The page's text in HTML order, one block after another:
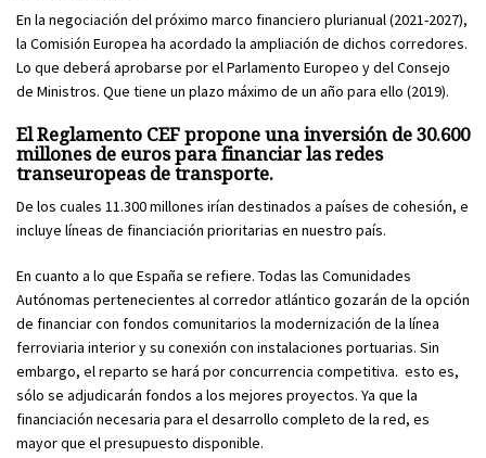
En la negociación del próximo marco financiero plurianual (2021-2027),
la Comisión Europea ha acordado la ampliación de dichos corredores.
Lo que deberá aprobarse por el Parlamento Europeo y del Consejo
de Ministros. Que tiene un plazo máximo de un año para ello (2019).
El Reglamento CEF propone una inversión de 30.600
millones de euros para financiar las redes
transeuropeas de transporte.
De los cuales 11.300 millones irían destinados a países de cohesión, e
incluye líneas de financiación prioritarias en nuestro país.
En cuanto a lo que España se refiere. Todas las Comunidades
Autónomas pertenecientes al corredor atlántico gozarán de la opción
de financiar con fondos comunitarios la modernización de la línea
ferroviaria interior y su conexión con instalaciones portuarias. Sin
embargo, el reparto se hará por concurrencia competitiva. esto es,
sólo se adjudicarán fondos a los mejores proyectos. Ya que la
financiación necesaria para el desarrollo completo de la red, es
mayor que el presupuesto disponible.